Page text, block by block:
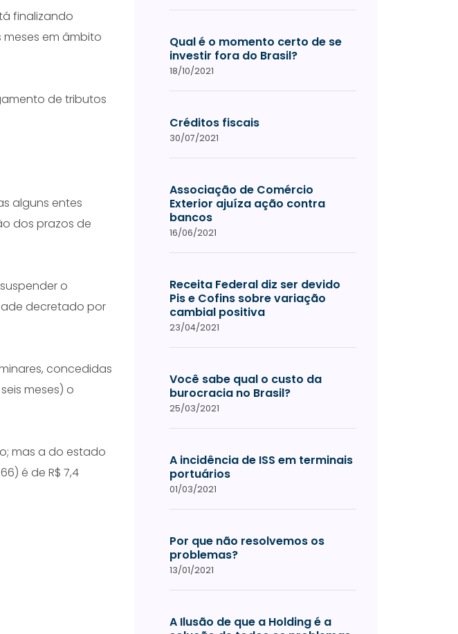
finalizando
em âmbito
de tributos
alguns entes
dos prazos de
o
decretado por
concedidas
meses) o
mas a do estado
é de R$ 7,4
Qual é o momento certo de se
investir fora do Brasil?
18/10/2021
Créditos fiscais
30/07/2021
Associação de Comércio
Exterior ajuíza ação contra
bancos
16/06/2021
Receita Federal diz ser devido
Pis e Cofins sobre variação
cambial positiva
23/04/2021
Você sabe qual o custo da
burocracia no Brasil?
25/03/2021
A incidência de ISS em terminais
portuários
01/03/2021
Por que não resolvemos os
problemas?
13/01/2021
A Ilusão de que a Holding é a